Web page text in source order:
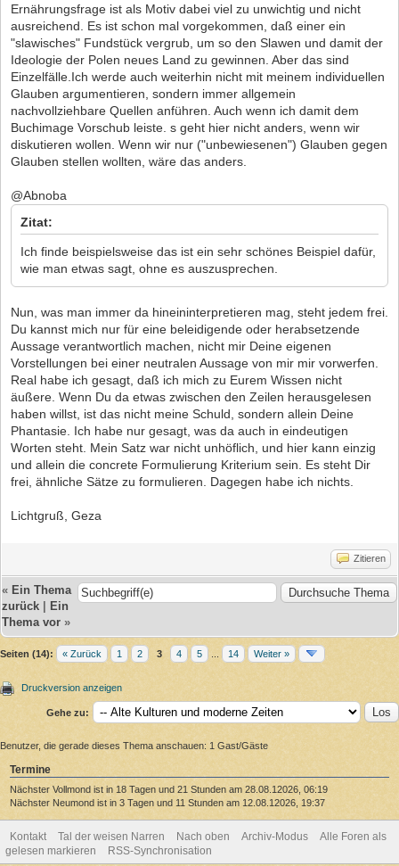
Ernährungsfrage ist als Motiv dabei viel zu unwichtig und nicht
ausreichend. Es ist schon mal vorgekommen, daß einer ein
"slawisches" Fundstück vergrub, um so den Slawen und damit der
Ideologie der Polen neues Land zu gewinnen. Aber das sind
Einzelfälle.Ich werde auch weiterhin nicht mit meinem individuellen
Glauben argumentieren, sondern immer allgemein
nachvollziehbare Quellen anführen. Auch wenn ich damit dem
Buchimage Vorschub leiste. s geht hier nicht anders, wenn wir
diskutieren wollen. Wenn wir nur ("unbewiesenen") Glauben gegen
Glauben stellen wollten, wäre das anders.
@Abnoba
Zitat:
Ich finde beispielsweise das ist ein sehr schönes Beispiel dafür,
wie man etwas sagt, ohne es auszusprechen.
Nun, was man immer da hineininterpretieren mag, steht jedem frei.
Du kannst mich nur für eine beleidigende oder herabsetzende
Aussage verantwortlich machen, nicht mir Deine eigenen
Vorstellungen bei einer neutralen Aussage von mir mir vorwerfen.
Real habe ich gesagt, daß ich mich zu Eurem Wissen nicht
äußere. Wenn Du da etwas zwischen den Zeilen herausgelesen
haben willst, ist das nicht meine Schuld, sondern allein Deine
Phantasie. Ich habe nur gesagt, was da auch in eindeutigen
Worten steht. Mein Satz war nicht unhöflich, und hier kann einzig
und allein die concrete Formulierung Kriterium sein. Es steht Dir
frei, ähnliche Sätze zu formulieren. Dagegen habe ich nichts.
Lichtgruß, Geza
Zitieren
« Ein Thema
zurück
Ein
Thema vor »
Seiten (14): « Zurück 1 2 3 4 5 14 Weiter »
Druckversion anzeigen
Gehe zu:
Benutzer, die gerade dieses Thema anschauen: 1 Gast/Gäste
Termine
Nächster Vollmond ist in 18 Tagen und 21 Stunden am 28.08.12026, 06:19
Nächster Neumond ist in 3 Tagen und 11 Stunden am 12.08.12026, 19:37
Kontakt Tal der weisen Narren Nach oben Archiv-Modus
Alle Foren als
gelesen markieren
RSS-Synchronisation